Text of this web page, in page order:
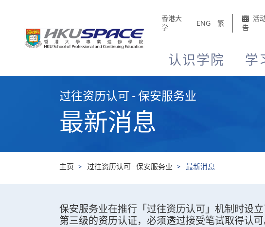
香港大
学
ENG 繁
活
告
认识学院 学
过往资历认可 - 保安服务业
最新消息
主页 过往资历认可 - 保安服务业 最新消息
保安服务业在推行「过往资历认可」机制时设
第三级的资历认证，必须透过接受笔试取得认可